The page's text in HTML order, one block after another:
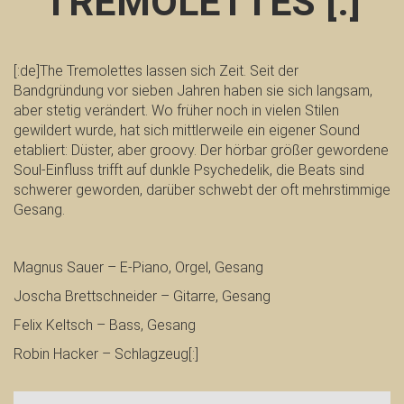
[:de]The Tremolettes lassen sich Zeit. Seit der
Bandgründung vor sieben Jahren haben sie sich langsam,
aber stetig verändert. Wo früher noch in vielen Stilen
gewildert wurde, hat sich mittlerweile ein eigener Sound
etabliert: Düster, aber groovy. Der hörbar größer gewordene
Soul-Einfluss trifft auf dunkle Psychedelik, die Beats sind
schwerer geworden, darüber schwebt der oft mehrstimmige
Gesang.
Magnus Sauer – E-Piano, Orgel, Gesang
Joscha Brettschneider – Gitarre, Gesang
Felix Keltsch – Bass, Gesang
Robin Hacker – Schlagzeug[:]